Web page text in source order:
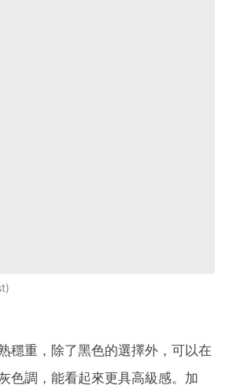
穩重，除了黑色的選擇外，可以在
色調，能看起來更具高級感。加